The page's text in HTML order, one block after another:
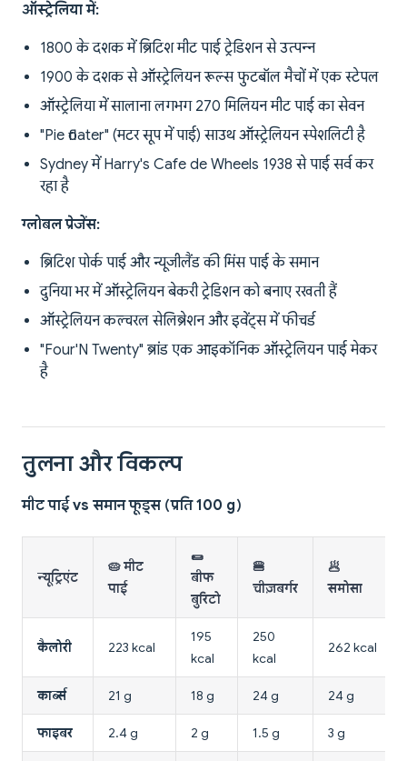
ऑस्ट्रेलिया में:
1800 के दशक में ब्रिटिश मीट पाई ट्रेडिशन से उत्पन्न
1900 के दशक से ऑस्ट्रेलियन रूल्स फुटबॉल मैचों में एक स्टेपल
ऑस्ट्रेलिया में सालाना लगभग 270 मिलियन मीट पाई का सेवन
"Pie floater" (मटर सूप में पाई) साउथ ऑस्ट्रेलियन स्पेशलिटी है
Sydney में Harry's Cafe de Wheels 1938 से पाई सर्व कर
रहा है
ग्लोबल प्रेजेंस:
ब्रिटिश पोर्क पाई और न्यूजीलैंड की मिंस पाई के समान
दुनिया भर में ऑस्ट्रेलियन बेकरी ट्रेडिशन को बनाए रखती हैं
ऑस्ट्रेलियन कल्चरल सेलिब्रेशन और इवेंट्स में फीचर्ड
"Four'N Twenty" ब्रांड एक आइकॉनिक ऑस्ट्रेलियन पाई मेकर
है
तुलना और विकल्प
मीट पाई vs समान फूड्स (प्रति 100 g)
न्यूट्रिएंट
🥧 मीट
पाई
🌯
बीफ
बुरिटो
🍔
चीज़बर्गर
🥟
समोसा
कैलोरी 223 kcal
195
kcal
250
kcal
262 kcal
कार्ब्स 21 g 18 g 24 g 24 g
फाइबर 2.4 g 2 g 1.5 g 3 g